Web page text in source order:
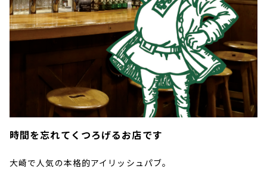
時間を忘れてくつろげるお店です
大崎で人気の本格的アイリッシュパブ。